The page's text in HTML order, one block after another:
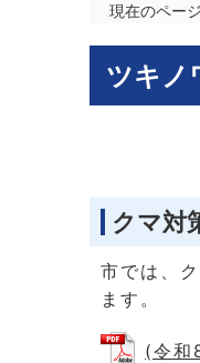
現在のページ
ツキノ
クマ対
市では、
ます。
(令和